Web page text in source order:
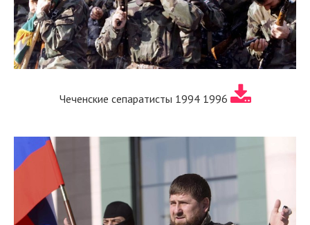
Чеченские сепаратисты 1994 1996